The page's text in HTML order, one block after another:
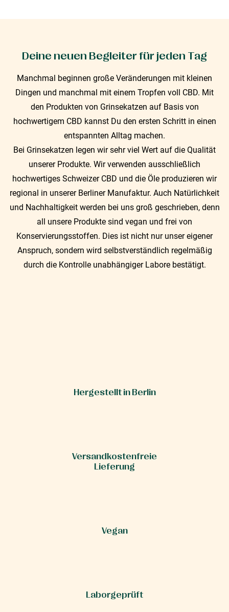
Deine neuen Begleiter für jeden Tag
Manchmal beginnen große Veränderungen mit kleinen
Dingen und manchmal mit einem Tropfen voll CBD. Mit
den Produkten von Grinsekatzen auf Basis von
hochwertigem CBD kannst Du den ersten Schritt in einen
entspannten Alltag machen.
Bei Grinsekatzen legen wir sehr viel Wert auf die Qualität
unserer Produkte. Wir verwenden ausschließlich
hochwertiges Schweizer CBD und die Öle produzieren wir
regional in unserer Berliner Manufaktur. Auch Natürlichkeit
und Nachhaltigkeit werden bei uns groß geschrieben, denn
all unsere Produkte sind vegan und frei von
Konservierungsstoffen. Dies ist nicht nur unser eigener
Anspruch, sondern wird selbstverständlich regelmäßig
durch die Kontrolle unabhängiger Labore bestätigt.
Hergestellt in Berlin
Versandkostenfreie
Lieferung
Vegan
Laborgeprüft